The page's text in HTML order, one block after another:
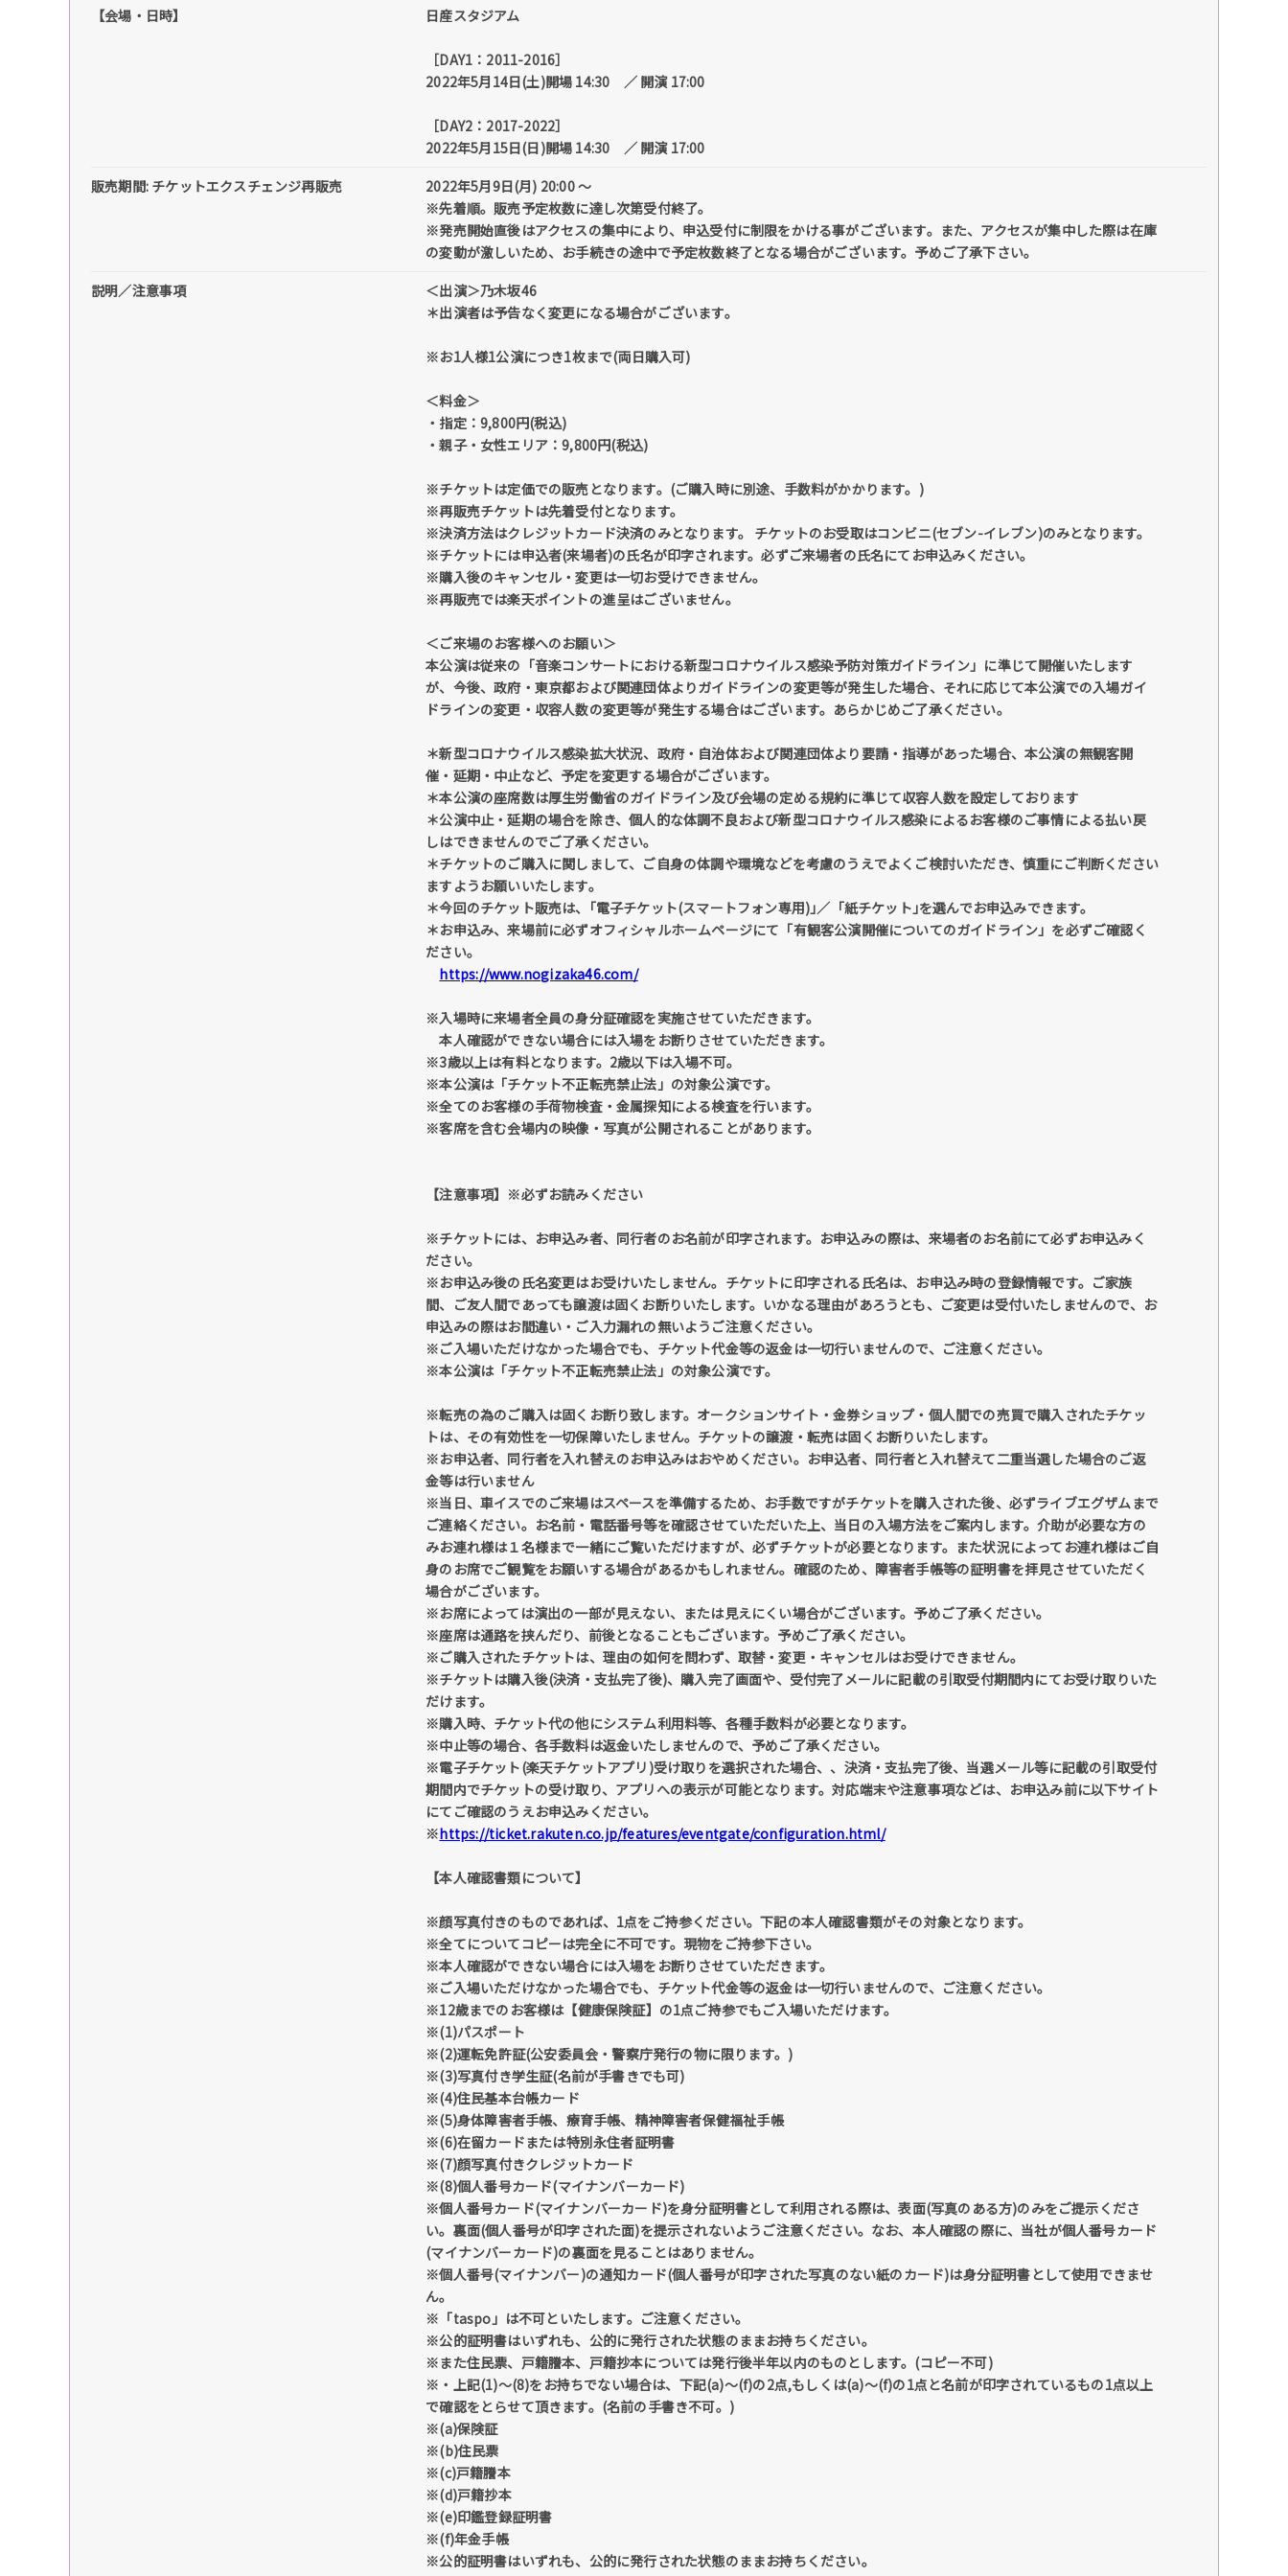
【会場・日時】 日産スタジアム
［DAY1：2011-2016］
2022年5月14日(土)開場 14:30 ／ 開演 17:00
［DAY2：2017-2022］
2022年5月15日(日)開場 14:30 ／ 開演 17:00
販売期間: チケットエクスチェンジ再販売
2022年5月9日(月) 20:00 〜
※先着順。販売予定枚数に達し次第受付終了。
※発売開始直後はアクセスの集中により、申込受付に制限をかける事がございます。また、アクセスが集中した際は在庫
の変動が激しいため、お手続きの途中で予定枚数終了となる場合がございます。予めご了承下さい。
説明／注意事項
＜出演＞乃木坂46
＊出演者は予告なく変更になる場合がございます。
※お1人様1公演につき1枚まで(両日購入可)
＜料金＞
・指定：9,800円(税込)
・親子・女性エリア：9,800円(税込)
※チケットは定価での販売となります。(ご購入時に別途、手数料がかかります。)
※再販売チケットは先着受付となります。
※決済方法はクレジットカード決済のみとなります。 チケットのお受取はコンビニ(セブン-イレブン)のみとなります。
※チケットには申込者(来場者)の氏名が印字されます。必ずご来場者の氏名にてお申込みください。
※購入後のキャンセル・変更は一切お受けできません。
※再販売では楽天ポイントの進呈はございません。
＜ご来場のお客様へのお願い＞
本公演は従来の「音楽コンサートにおける新型コロナウイルス感染予防対策ガイドライン」に準じて開催いたします
が、今後、政府・東京都および関連団体よりガイドラインの変更等が発生した場合、それに応じて本公演での入場ガイ
ドラインの変更・収容人数の変更等が発生する場合はございます。あらかじめご了承ください。
＊新型コロナウイルス感染拡大状況、政府・自治体および関連団体より要請・指導があった場合、本公演の無観客開
催・延期・中止など、予定を変更する場合がございます。
＊本公演の座席数は厚生労働省のガイドライン及び会場の定める規約に準じて収容人数を設定しております
＊公演中止・延期の場合を除き、個人的な体調不良および新型コロナウイルス感染によるお客様のご事情による払い戻
しはできませんのでご了承ください。
＊チケットのご購入に関しまして、ご自身の体調や環境などを考慮のうえでよくご検討いただき、慎重にご判断ください
ますようお願いいたします。
＊今回のチケット販売は、｢電子チケット(スマートフォン専用)｣／「紙チケット｣を選んでお申込みできます。
＊お申込み、来場前に必ずオフィシャルホームページにて「有観客公演開催についてのガイドライン」を必ずご確認く
ださい。
https://www.nogizaka46.com/
※入場時に来場者全員の身分証確認を実施させていただきます。
本人確認ができない場合には入場をお断りさせていただきます。
※3歳以上は有料となります。2歳以下は入場不可。
※本公演は「チケット不正転売禁止法」の対象公演です。
※全てのお客様の手荷物検査・金属探知による検査を行います。
※客席を含む会場内の映像・写真が公開されることがあります。
【注意事項】※必ずお読みください
※チケットには、お申込み者、同行者のお名前が印字されます。お申込みの際は、来場者のお名前にて必ずお申込みく
ださい。
※お申込み後の氏名変更はお受けいたしません。チケットに印字される氏名は、お申込み時の登録情報です。ご家族
間、ご友人間であっても譲渡は固くお断りいたします。いかなる理由があろうとも、ご変更は受付いたしませんので、お
申込みの際はお間違い・ご入力漏れの無いようご注意ください。
※ご入場いただけなかった場合でも、チケット代金等の返金は一切行いませんので、ご注意ください。
※本公演は「チケット不正転売禁止法」の対象公演です。
※転売の為のご購入は固くお断り致します。オークションサイト・金券ショップ・個人間での売買で購入されたチケッ
トは、その有効性を一切保障いたしません。チケットの譲渡・転売は固くお断りいたします。
※お申込者、同行者を入れ替えのお申込みはおやめください。お申込者、同行者と入れ替えて二重当選した場合のご返
金等は行いません
※当日、車イスでのご来場はスペースを準備するため、お手数ですがチケットを購入された後、必ずライブエグザムまで
ご連絡ください。お名前・電話番号等を確認させていただいた上、当日の入場方法をご案内します。介助が必要な方の
みお連れ様は１名様まで一緒にご覧いただけますが、必ずチケットが必要となります。また状況によってお連れ様はご自
身のお席でご観覧をお願いする場合があるかもしれません。確認のため、障害者手帳等の証明書を拝見させていただく
場合がございます。
※お席によっては演出の一部が見えない、または見えにくい場合がございます。予めご了承ください。
※座席は通路を挟んだり、前後となることもございます。予めご了承ください。
※ご購入されたチケットは、理由の如何を問わず、取替・変更・キャンセルはお受けできません。
※チケットは購入後(決済・支払完了後)、購入完了画面や、受付完了メールに記載の引取受付期間内にてお受け取りいた
だけます。
※購入時、チケット代の他にシステム利用料等、各種手数料が必要となります。
※中止等の場合、各手数料は返金いたしませんので、予めご了承ください。
※電子チケット(楽天チケットアプリ)受け取りを選択された場合、、決済・支払完了後、当選メール等に記載の引取受付
期間内でチケットの受け取り、アプリへの表示が可能となります。対応端末や注意事項などは、お申込み前に以下サイト
にてご確認のうえお申込みください。
※https://ticket.rakuten.co.jp/features/eventgate/configuration.html/
【本人確認書類について】
※顔写真付きのものであれば、1点をご持参ください。下記の本人確認書類がその対象となります。
※全てについてコピーは完全に不可です。現物をご持参下さい。
※本人確認ができない場合には入場をお断りさせていただきます。
※ご入場いただけなかった場合でも、チケット代金等の返金は一切行いませんので、ご注意ください。
※12歳までのお客様は【健康保険証】の1点ご持参でもご入場いただけます。
※(1)パスポート
※(2)運転免許証(公安委員会・警察庁発行の物に限ります。)
※(3)写真付き学生証(名前が手書きでも可)
※(4)住民基本台帳カード
※(5)身体障害者手帳、療育手帳、精神障害者保健福祉手帳
※(6)在留カードまたは特別永住者証明書
※(7)顔写真付きクレジットカード
※(8)個人番号カード(マイナンバーカード)
※個人番号カード(マイナンバーカード)を身分証明書として利用される際は、表面(写真のある方)のみをご提示くださ
い。裏面(個人番号が印字された面)を提示されないようご注意ください。なお、本人確認の際に、当社が個人番号カード
(マイナンバーカード)の裏面を見ることはありません。
※個人番号(マイナンバー)の通知カード(個人番号が印字された写真のない紙のカード)は身分証明書として使用できませ
ん。
※「taspo」は不可といたします。ご注意ください。
※公的証明書はいずれも、公的に発行された状態のままお持ちください。
※また住民票、戸籍謄本、戸籍抄本については発行後半年以内のものとします。(コピー不可)
※・上記(1)～(8)をお持ちでない場合は、下記(a)～(f)の2点,もしくは(a)～(f)の1点と名前が印字されているもの1点以上
で確認をとらせて頂きます。(名前の手書き不可。)
※(a)保険証
※(b)住民票
※(c)戸籍謄本
※(d)戸籍抄本
※(e)印鑑登録証明書
※(f)年金手帳
※公的証明書はいずれも、公的に発行された状態のままお持ちください。